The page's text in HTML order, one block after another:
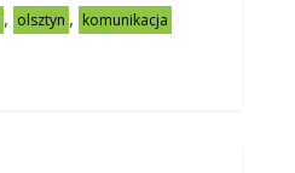
, olsztyn , komunikacja